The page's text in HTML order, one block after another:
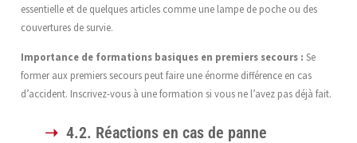
essentielle et de quelques articles comme une lampe de poche ou des
couvertures de survie.
Importance de formations basiques en premiers secours : Se
former aux premiers secours peut faire une énorme différence en cas
d’accident. Inscrivez-vous à une formation si vous ne l’avez pas déjà fait.
4.2. Réactions en cas de panne